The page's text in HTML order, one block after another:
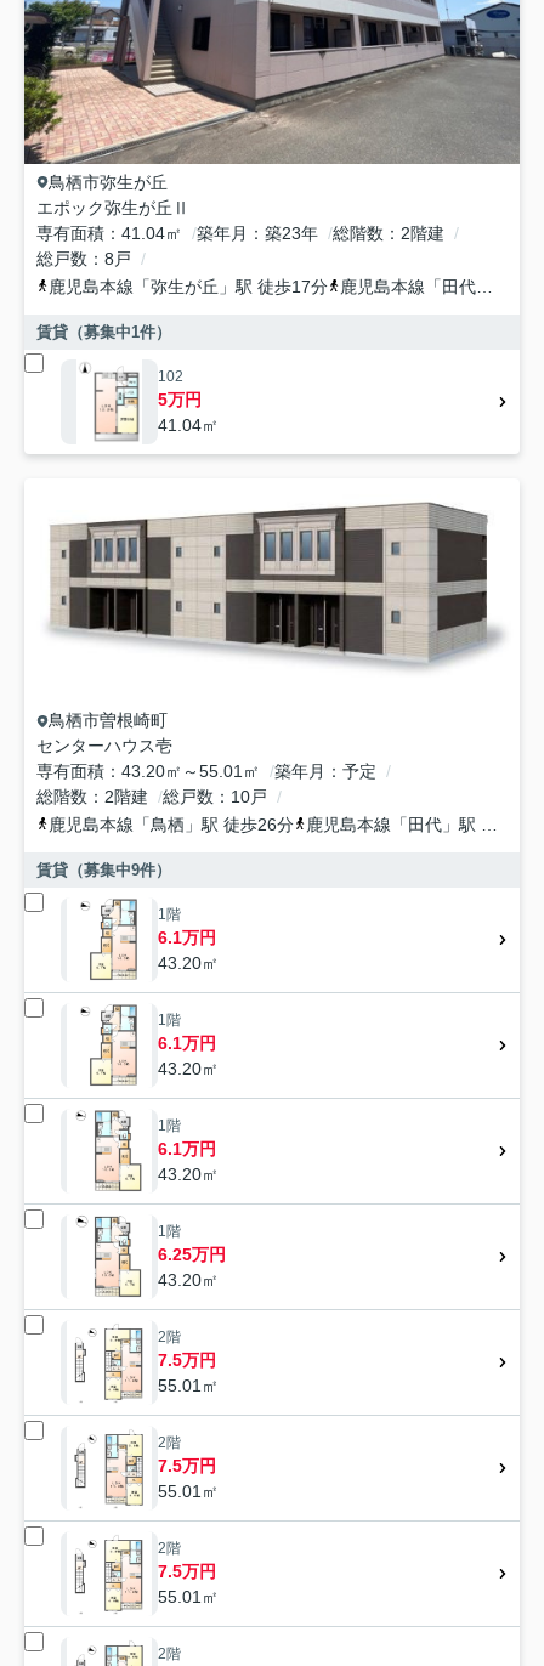
鳥栖市弥生が丘
エポック弥生が丘Ⅱ
専有面積
41.04㎡ 築年月 築23年 総階数
2階建
総戸数
8戸
鹿児島本線 「弥生が丘 」駅 徒歩17分 鹿児島本線 「 田代
賃貸（募集中1件）
102
5万円
41.04㎡
鳥栖市曽根崎町
センターハウス壱
専有面積
43.20㎡～55.01㎡ 築年月
予定
総階数
2階建 総戸数
10戸
鹿児島本線 「鳥栖 」駅 徒歩26分 鹿児島本線 「 田代 」駅 徒歩17分
賃貸（募集中9件）
1階
6.1万円
43.20㎡
1階
6.1万円
43.20㎡
1階
6.1万円
43.20㎡
1階
6.25万円
43.20㎡
2階
7.5万円
55.01㎡
2階
7.5万円
55.01㎡
2階
7.5万円
55.01㎡
2階